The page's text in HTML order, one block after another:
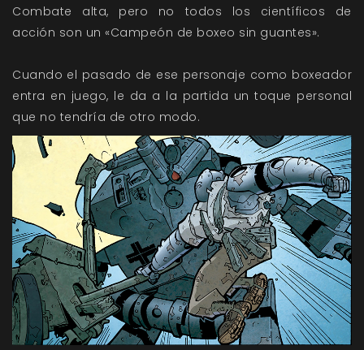
Combate alta, pero no todos los científicos de
acción son un «Campeón de boxeo sin guantes».
Cuando el pasado de ese personaje como boxeador
entra en juego, le da a la partida un toque personal
que no tendría de otro modo.